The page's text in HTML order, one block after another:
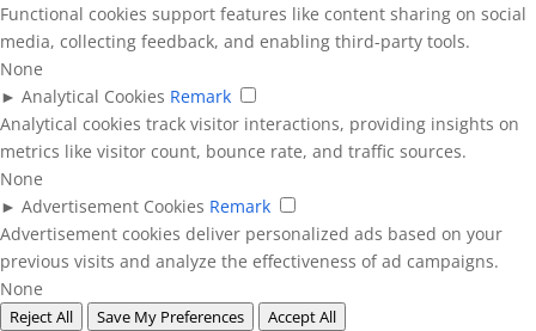
Functional cookies support features like content sharing on social
media, collecting feedback, and enabling third-party tools.
None
► Analytical Cookies Remark
Analytical cookies track visitor interactions, providing insights on
metrics like visitor count, bounce rate, and traffic sources.
None
► Advertisement Cookies Remark
Advertisement cookies deliver personalized ads based on your
previous visits and analyze the effectiveness of ad campaigns.
None
Reject All Save My Preferences Accept All